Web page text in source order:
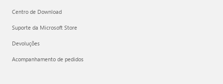
Centro de Download
Suporte da Microsoft Store
Devoluções
Acompanhamento de pedidos